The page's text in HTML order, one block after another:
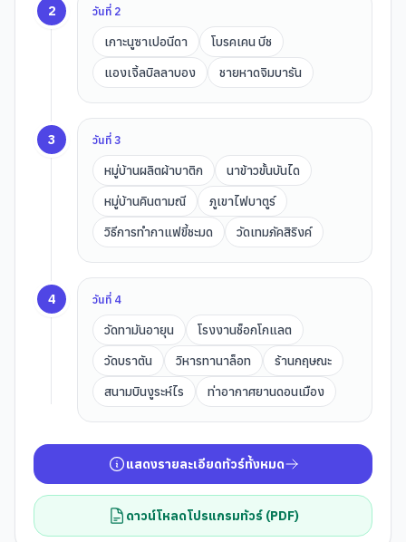
2 วันที่ 2
เกาะนูซาเปอนีดา
โบรคเคน บีช
แองเจิ้ลบิลลาบอง
ชายหาดจิมบารัน
3 วันที่3
หมู่บ้านผลิตผ้าบาติก
นาข้าวขั้นบันได
หมู่บ้านคินตามณี
ภูเขาไฟบาตูร์
วิธีการทำกาแฟขี้ชะมด
วัดเทมภัคสิริงค์
4 วันที่ 4
วัดทามันอายุน
โรงงานช็อกโกแลต
วัดบราตัน
วิหารทานาล็อท
ร้านกฤษณะ
สนามบินงูระห์ไร
ท่าอากาศยานดอนเมือง
แสดงรายละเอียดทัวร์ทั้งหมด
ดาวน์โหลดโปรแกรมทัวร์ (PDF)